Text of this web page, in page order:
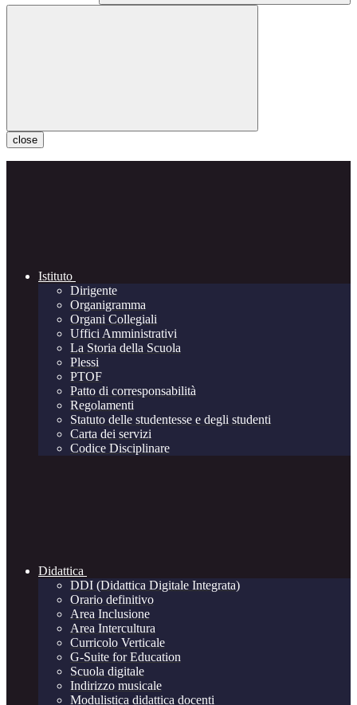
close
Istituto
Dirigente
Organigramma
Organi Collegiali
Uffici Amministrativi
La Storia della Scuola
Plessi
PTOF
Patto di corresponsabilità
Regolamenti
Statuto delle studentesse e degli studenti
Carta dei servizi
Codice Disciplinare
Didattica
DDI (Didattica Digitale Integrata)
Orario definitivo
Area Inclusione
Area Intercultura
Curricolo Verticale
G-Suite for Education
Scuola digitale
Indirizzo musicale
Modulistica didattica docenti